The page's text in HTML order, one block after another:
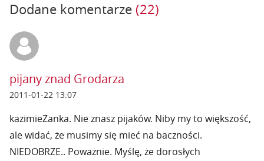
Dodane komentarze (22)
pijany znad Grodarza
2011-01-22 13:07
kazimieŻanka. Nie znasz pijaków. Niby my to większość,
ale widać, że musimy się mieć na baczności.
NIEDOBRZE.. Poważnie. Myślę, że dorosłych